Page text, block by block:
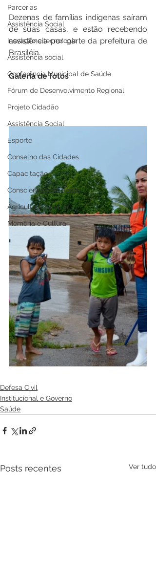
Parcerias
Assistência Social
Inovação e tecnologia
Assistência social
Conferência Municipal de Saúde
Fórum de Desenvolvimento Regional
Projeto Cidadão
Assistência Social
Esporte
Conselho das Cidades
Capacitação
Conscientização Social
Agricultura Familiar
Memória e Cultura
Dezenas de famílias indígenas saíram
de suas casas, e estão recebendo
assistência por parte da prefeitura de
Brasiléia.
Galeria de fotos
Defesa Civil
Institucional e Governo
Saúde
Posts recentes Ver tudo